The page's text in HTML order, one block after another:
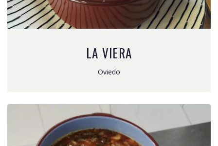
LA VIERA
Oviedo